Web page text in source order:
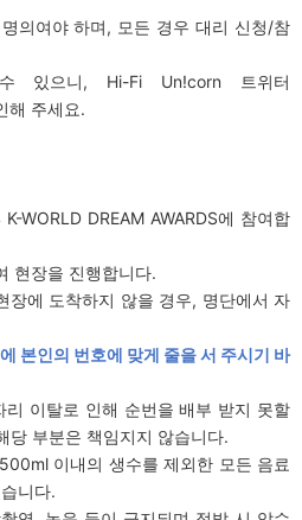
의여야 하며, 모든 경우 대리 신청/참
있으니, Hi-Fi Un!corn 트위터
해 주세요.
WORLD DREAM AWARDS에 참여합
현장을 진행합니다.
장에 도착하지 않을 경우, 명단에서 자
본인의 번호에 맞게 줄을 서 주시기 바
이탈로 인해 순번을 배부 받지 못할
당 부분은 책임지지 않습니다.
이내의 생수를 제외한 모든 음료
니다.